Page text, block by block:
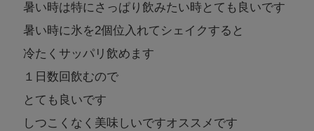
暑い時は特にさっぱり飲みたい時とても良いです
暑い時に氷を2個位入れてシェイクすると
冷たくサッパリ飲めます
１日数回飲むので
とても良いです
しつこくなく美味しいですオススメです